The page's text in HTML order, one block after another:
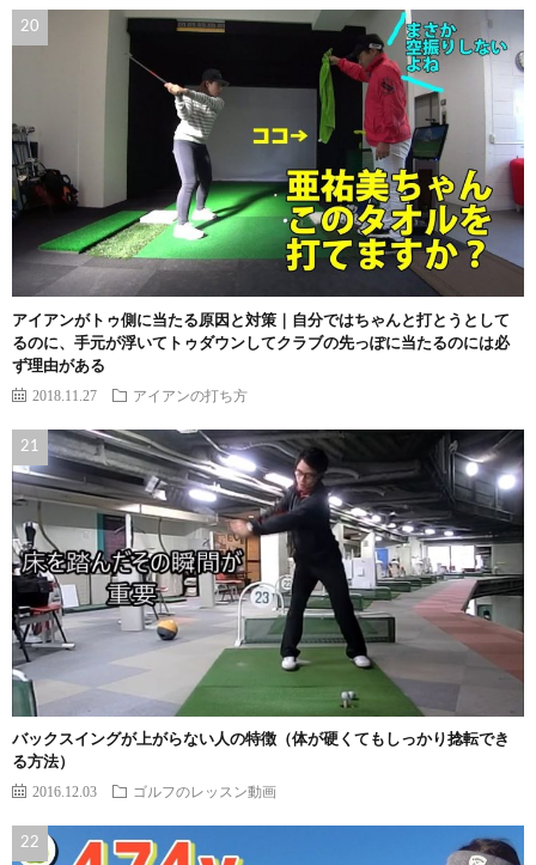
アイアンがトゥ側に当たる原因と対策｜自分ではちゃんと打とうとして
るのに、手元が浮いてトゥダウンしてクラブの先っぽに当たるのには必
ず理由がある
2018.11.27 アイアンの打ち方
バックスイングが上がらない人の特徴（体が硬くてもしっかり捻転でき
る方法）
2016.12.03 ゴルフのレッスン動画